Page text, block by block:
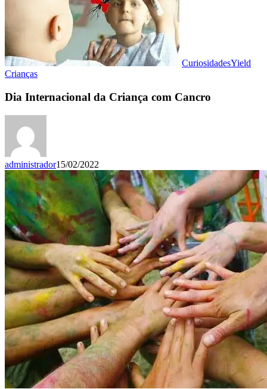
CuriosidadesYield
Crianças
Dia Internacional da Criança com Cancro
administrador15/02/2022